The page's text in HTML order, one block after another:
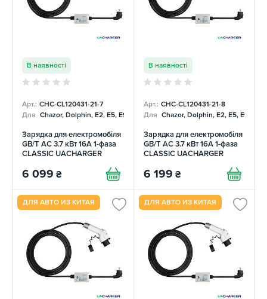
В наявності
Арт.: CHC-CL120431-21-7
Для Chazor, Dolphin, E2, E5, E9, Mercedes
Зарядка для електромобіля
GB/T AC 3.7 кВт 16А 1-фаза
CLASSIC UACHARGER
6 099 ₴
В наявності
Арт.: CHC-CL120431-21-8
Для Chazor, Dolphin, E2, E5, E9,
Зарядка для електромобіля
GB/T AC 3.7 кВт 16А 1-фаза
CLASSIC UACHARGER
6 199 ₴
ДЛЯ АВТО ИЗ КИТАЯ ДЛЯ АВТО ИЗ КИТАЯ